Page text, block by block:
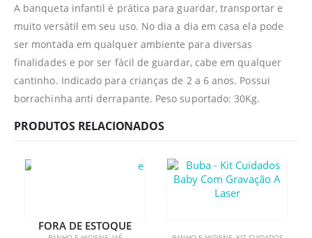
A banqueta infantil é prática para guardar, transportar e
muito versátil em seu uso. No dia a dia em casa ela pode
ser montada em qualquer ambiente para diversas
finalidades e por ser fácil de guardar, cabe em qualquer
cantinho. Indicado para crianças de 2 a 6 anos. Possui
borrachinha anti derrapante. Peso suportado: 30Kg.
PRODUTOS RELACIONADOS
FORA DE ESTOQUE